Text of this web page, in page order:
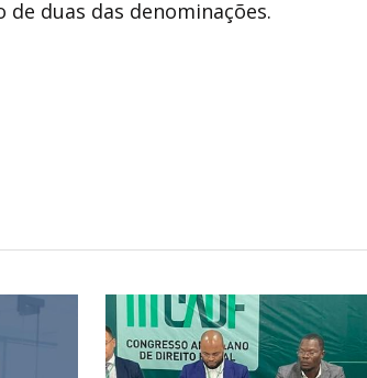
duas das denominações.